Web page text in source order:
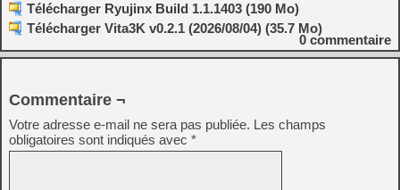
Télécharger Ryujinx Build 1.1.1403 (190 Mo)
Télécharger Vita3K v0.2.1 (2026/08/04) (35.7 Mo)
0 commentaire
Commentaire ¬
Votre adresse e-mail ne sera pas publiée. Les champs
obligatoires sont indiqués avec *